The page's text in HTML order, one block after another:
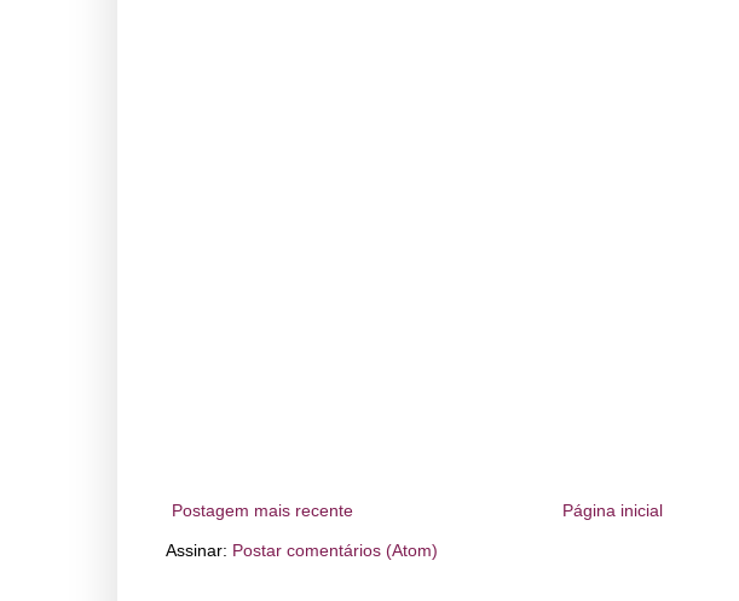
Postagem mais recente Página inicial
Assinar: Postar comentários (Atom)